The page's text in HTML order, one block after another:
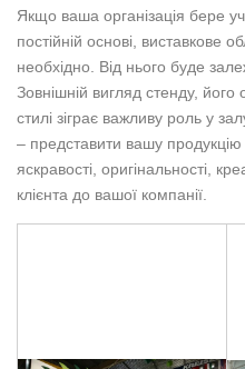
Якщо ваша організація бере
постійній основі, виставкове
необхідно. Від нього буде
Зовнішній вигляд стенду,
стилі зіграє важливу роль у
– представити вашу продукцію
яскравості, оригінальності,
клієнта до вашої компанії.